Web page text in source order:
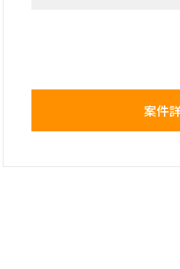
・プロジェクト開始直後お
・勝田出張以外の日はリモ
・必要に応じて元請会社の
案件